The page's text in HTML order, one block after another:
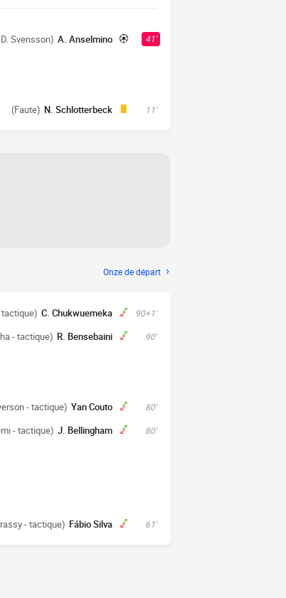
41'
A. Anselmino
D. Svensson)
11'
N. Schlotterbeck
(Faute)
Onze de départ
90+1'
C. Chukwuemeka
tactique)
90'
R. Bensebaini
- tactique)
80'
Yan Couto
- tactique)
80'
J. Bellingham
- tactique)
61'
Fábio Silva
- tactique)